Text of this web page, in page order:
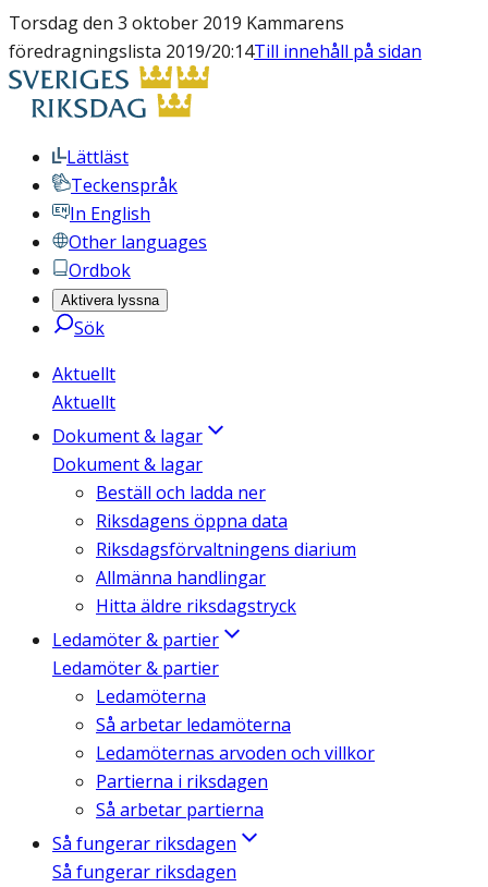
Torsdag den 3 oktober 2019 Kammarens
föredragningslista 2019/20:14Till innehåll på sidan
Lättläst
Teckenspråk
In English
Other languages
Ordbok
Aktivera lyssna
Sök
Aktuellt
Aktuellt
Dokument & lagar
Dokument & lagar
Beställ och ladda ner
Riksdagens öppna data
Riksdagsförvaltningens diarium
Allmänna handlingar
Hitta äldre riksdagstryck
Ledamöter & partier
Ledamöter & partier
Ledamöterna
Så arbetar ledamöterna
Ledamöternas arvoden och villkor
Partierna i riksdagen
Så arbetar partierna
Så fungerar riksdagen
Så fungerar riksdagen